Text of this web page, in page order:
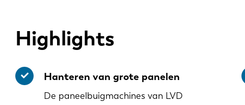
Highlights
Hanteren van grote panelen
De paneelbuigmachines van LVD